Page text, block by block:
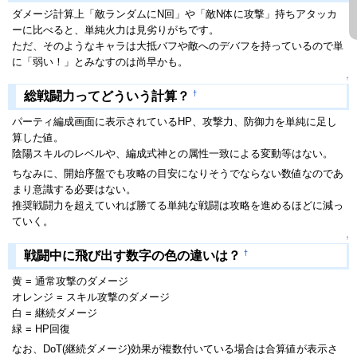
ダメージ計算上「敵ランダムにN回」や「敵N体に攻撃」持ちアタッカ
ーに比べると、単純火力は見劣りがちです。
ただ、そのようなキャラは大抵バフや敵へのデバフを持っているので単
に「弱い！」とみなすのは尚早かも。
↑
総戦闘力ってどういう計算？ †
パーティ編成画面に表示されているHP、攻撃力、防御力を単純に足し
算した値。
陰陽スキルのレベルや、編成式神との属性一致による変動等はない。
ちなみに、開始序盤でも攻略の目安になりそうでならない数値なのであ
まり意識する必要はない。
推奨戦闘力を超えていれば勝てる単純な戦闘は攻略を進めるほどに減っ
ていく。
↑
戦闘中に飛び出す数字の色の違いは？ †
黄 = 通常攻撃のダメージ
オレンジ = スキル攻撃のダメージ
白 = 継続ダメージ
緑 = HP回復
なお、DoT(継続ダメージ)効果が複数付いている場合は合算値が表示さ